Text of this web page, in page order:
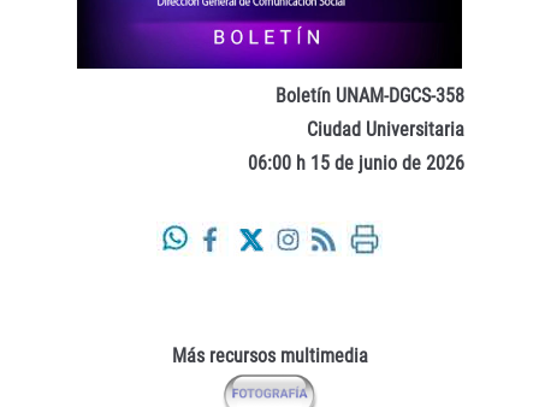
Boletín UNAM-DGCS-358
Ciudad Universitaria
06:00 h 15 de junio de 2026
Más recursos multimedia